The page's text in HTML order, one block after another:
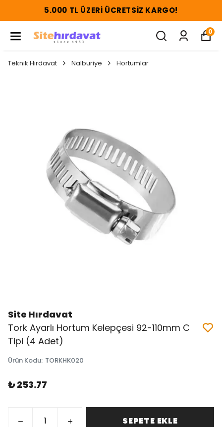
5.000 TL ÜZERI ÜCRETSIZ KARGO!
0
Teknik Hırdavat Nalburiye Hortumlar
Site Hırdavat
Tork Ayarlı Hortum Kelepçesi 92-110mm C
Tipi (4 Adet)
Ürün Kodu: TORKHK020
₺ 253.77
SEPETE EKLE